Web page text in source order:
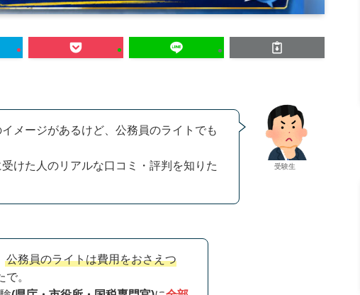
受験生
メージがあるけど、公務員のライトでも
けた人のリアルな口コミ・評判を知りた
公務員のライトは費用をおさえつ
で。